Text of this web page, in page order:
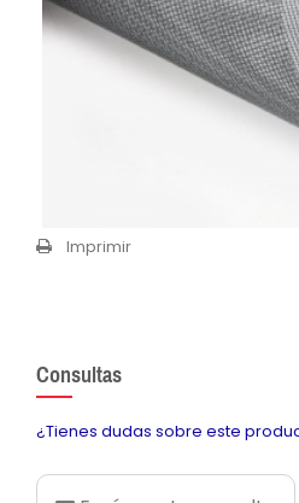
Imprimir
Consultas
¿Tienes dudas sobre este